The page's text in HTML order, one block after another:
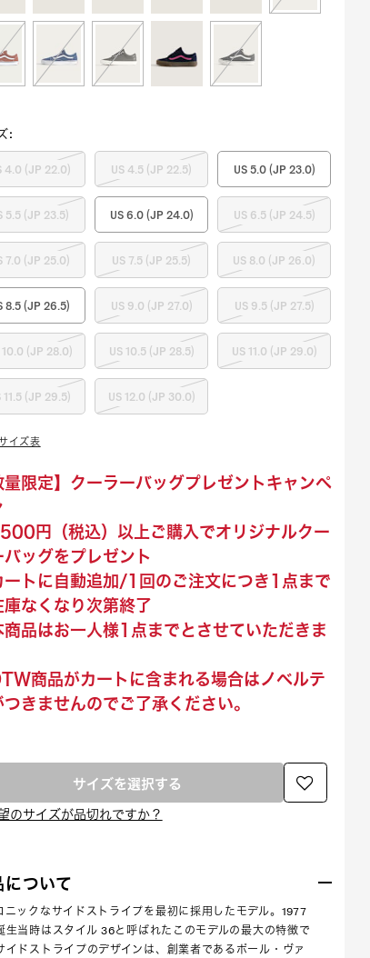
:
4.0 (JP 22.0) US 4.5 (JP 22.5) US 5.0 (JP 23.0)
5.5 (JP 23.5) US 6.0 (JP 24.0) US 6.5 (JP 24.5)
7.0 (JP 25.0) US 7.5 (JP 25.5) US 8.0 (JP 26.0)
8.5 (JP 26.5) US 9.0 (JP 27.0) US 9.5 (JP 27.5)
10.0 (JP 28.0) US 10.5 (JP 28.5) US 11.0 (JP 29.0)
11.5 (JP 29.5) US 12.0 (JP 30.0)
イズ表
量限定】クーラーバッグプレゼントキャンペ
円（税込）以上ご購入でオリジナルクー
バッグをプレゼント
ートに自動追加/1回のご注文につき1点まで
庫なくなり次第終了
品はお一人様1点までとさせていただきま
商品がカートに含まれる場合はノベルテ
つきませんのでご了承ください。
サイズを選択する
のサイズが品切れですか？
について
ニックなサイドストライプを最初に採用したモデル。1977
生当時はスタイル 36と呼ばれたこのモデルの最大の特徴で
イドストライプのデザインは、創業者であるポール・ヴァ